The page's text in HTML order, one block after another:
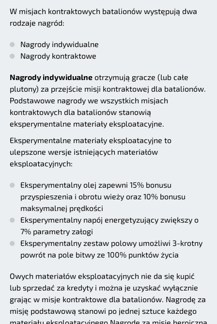
W misjach kontraktowych batalionów występują dwa
rodzaje nagród:
Nagrody indywidualne
Nagrody kontraktowe
Nagrody indywidualne otrzymują gracze (lub całe
plutony) za przejście misji kontraktowej dla batalionów.
Podstawowe nagrody we wszystkich misjach
kontraktowych dla batalionów stanowią
eksperymentalne materiały eksploatacyjne.
Eksperymentalne materiały eksploatacyjne to
ulepszone wersje istniejących materiałów
eksploatacyjnych:
Eksperymentalny olej zapewni 15% bonusu
przyspieszenia i obrotu wieży oraz 10% bonusu
maksymalnej prędkości
Eksperymentalny napój energetyzujący zwiększy o
7% parametry załogi
Eksperymentalny zestaw polowy umożliwi 3-krotny
powrót na pole bitwy ze 100% punktów życia
Owych materiałów eksploatacyjnych nie da się kupić
lub sprzedać za kredyty i można je uzyskać wyłącznie
grając w misje kontraktowe dla batalionów. Nagrodę za
misję podstawową stanowi po jednej sztuce każdego